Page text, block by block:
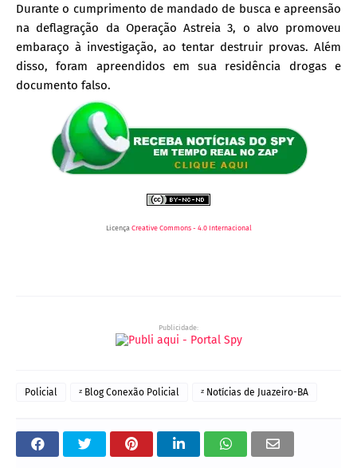
Durante o cumprimento de mandado de busca e apreensão
na deflagração da Operação Astreia 3, o alvo promoveu
embaraço à investigação, ao tentar destruir provas. Além
disso, foram apreendidos em sua residência drogas e
documento falso.
Licença Creative Commons - 4.0 Internacional
Publicidade:
Policial ᶻ Blog Conexão Policial ᶻ Notícias de Juazeiro-BA